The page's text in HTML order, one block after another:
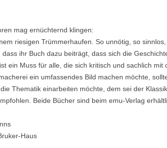
mag ernüchternd klingen:
riesigen Trümmerhaufen. So unnötig, so
ihr Buch dazu beiträgt, dass sich die
ein Muss für alle, die sich kritisch und sachlich
ein umfassendes Bild machen möchte,
Thematik einarbeiten möchte, dem sei der
Beide Bücher sind beim emu-Verlag
Haus